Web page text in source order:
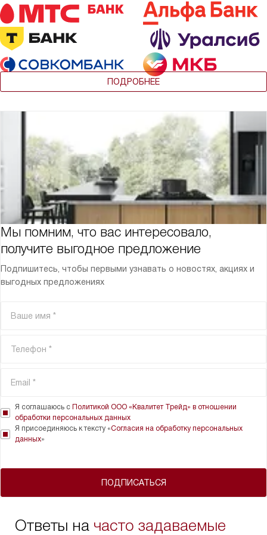
ПОДРОБНЕЕ
Мы помним, что вас интересовало,
получите выгодное предложение
Подпишитесь, чтобы первыми узнавать о новостях, акциях и
выгодных предложениях
ПОДПИСАТЬСЯ
Я соглашаюсь с Политикой ООО «Квалитет Трейд» в отношении
обработки персональных данных
Я присоединяюсь к тексту «Согласия на обработку персональных
данных»
Ответы на часто задаваемые